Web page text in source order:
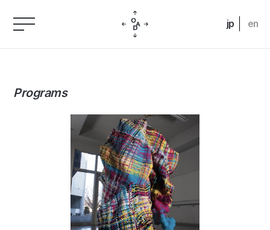
jp en
Programs